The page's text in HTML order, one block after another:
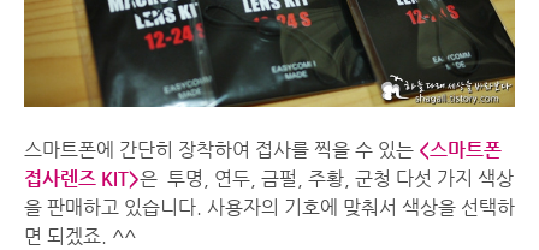
스마트폰에 간단히 장착하여 접사를 찍을 수 있는 <스마트폰
접사렌즈 KIT>은 투명, 연두, 금펄, 주황, 군청 다섯 가지 색상
을 판매하고 있습니다. 사용자의 기호에 맞춰서 색상을 선택하
면 되겠죠. ^^